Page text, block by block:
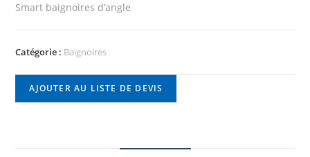
Smart baignoires d’angle
Catégorie : Baignoires
AJOUTER AU LISTE DE DEVIS